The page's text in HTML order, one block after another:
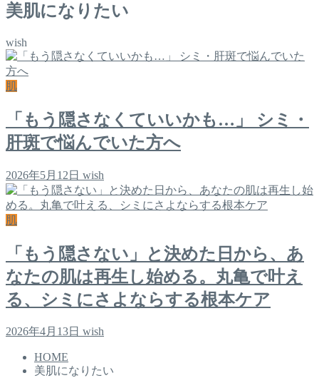
美肌になりたい
wish
肌
「もう隠さなくていいかも…」 シミ・
肝斑で悩んでいた方へ
2026年5月12日 wish
肌
「もう隠さない」と決めた日から、あ
なたの肌は再生し始める。丸亀で叶え
る、シミにさよならする根本ケア
2026年4月13日 wish
HOME
美肌になりたい